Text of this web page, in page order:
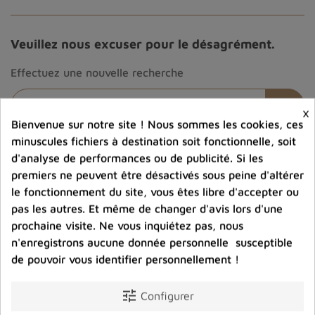
Veuillez nous excuser pour le désagrément.
Effectuez une nouvelle recherche
help_outline Poser une question sur une catégorie
Livraison gratuite
à partir de 80€ d'achats en France
Paiement sécurisé
×
Bienvenue sur notre site ! Nous sommes les cookies, ces
minuscules fichiers à destination soit fonctionnelle, soit
d'analyse de performances ou de publicité. Si les
premiers ne peuvent être désactivés sous peine d'altérer
le fonctionnement du site, vous êtes libre d'accepter ou
pas les autres. Et même de changer d'avis lors d'une
prochaine visite. Ne vous inquiétez pas, nous
n'enregistrons aucune donnée personnelle susceptible
de pouvoir vous identifier personnellement !
tune Configurer